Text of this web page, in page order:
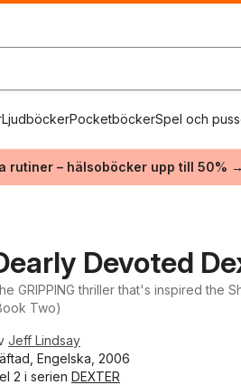
LjudböckerPocketböckerSpel och
rutiner – hälsoböcker upp till 50% →
Devoted
GRIPPING thriller that's inspired the
Two)
Jeff Lindsay
Engelska, 2006
2 i serien DEXTER